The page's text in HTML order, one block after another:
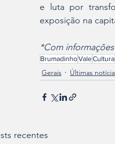
e luta por
exposição na
*Com
BrumadinhoValeCultura
Gerais Últimas
recentes